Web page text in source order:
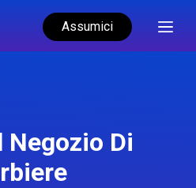
Assumici
Negozio Di